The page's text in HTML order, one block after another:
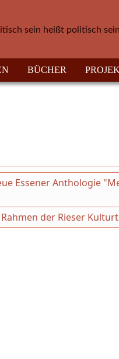
sein heißt politisch
BÜCHER
Essener Anthologie
der Rieser